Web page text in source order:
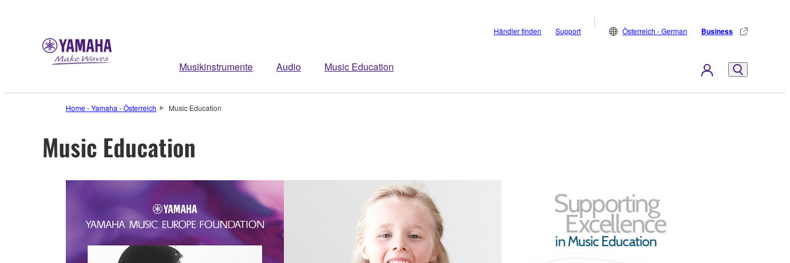
Musikinstrumente Audio Music Education
Händler finden Support Österreich - German Business
Home - Yamaha - Österreich Music Education
Music Education